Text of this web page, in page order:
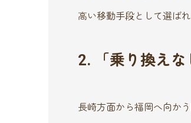
高い移動手段として選ばれ
2. 「乗り換え
長崎方面から福岡へ向か